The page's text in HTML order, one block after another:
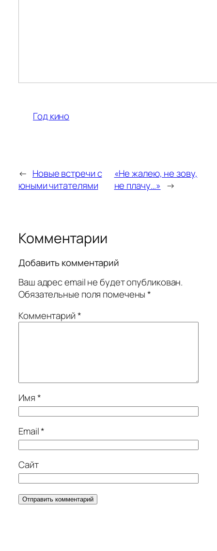
Год кино
← Новые встречи с
юными читателями
«Не жалею, не зову,
не плачу…» →
Комментарии
Добавить комментарий
Ваш адрес email не будет опубликован.
Обязательные поля помечены*
Комментарий*
Имя*
Email*
Сайт